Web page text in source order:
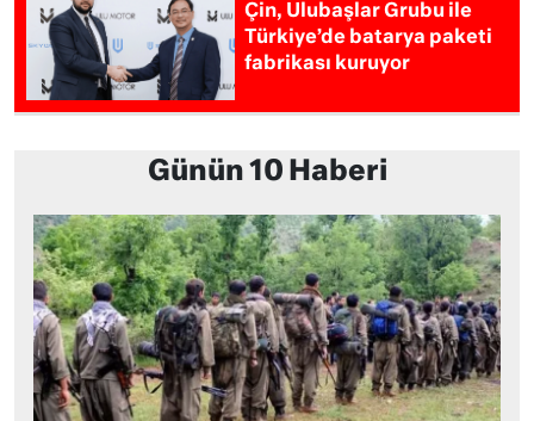
Çin, Ulubaşlar Grubu ile
Türkiye’de batarya paketi
fabrikası kuruyor
Günün 10 Haberi